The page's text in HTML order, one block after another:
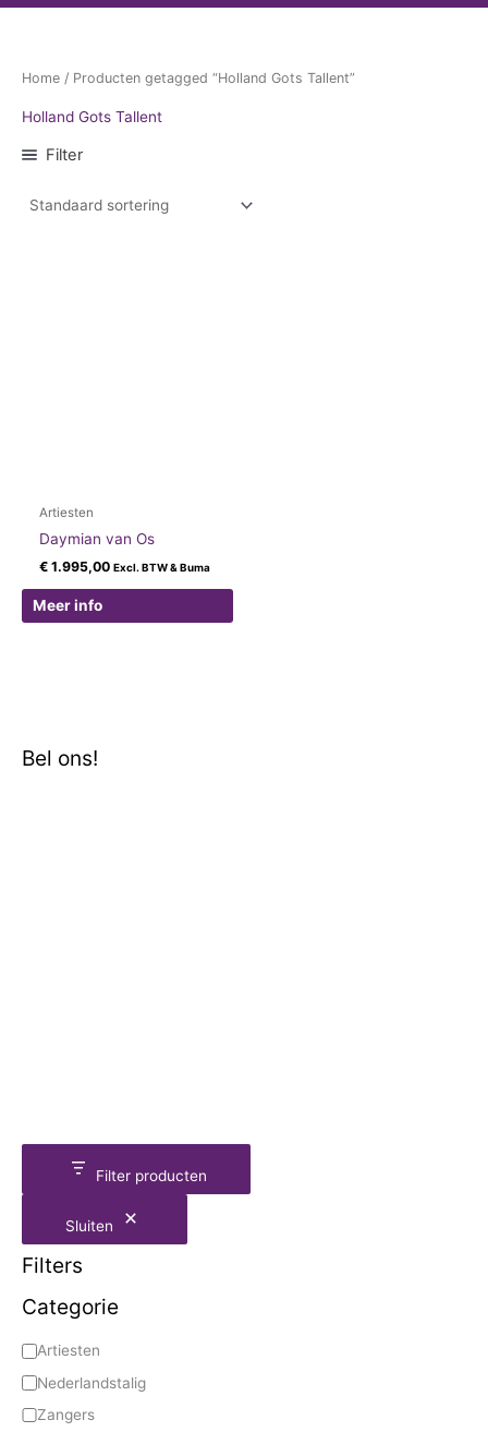
Home / Producten getagged “Holland Gots Tallent”
Holland Gots Tallent
Filter
Artiesten
Daymian van Os
€ 1.995,00 Excl. BTW & Buma
Meer info
Bel ons!
Filter producten
Sluiten
Filters
Categorie
Artiesten
Nederlandstalig
Zangers